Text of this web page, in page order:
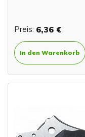
Preis: 6,36 €
In den Warenkorb